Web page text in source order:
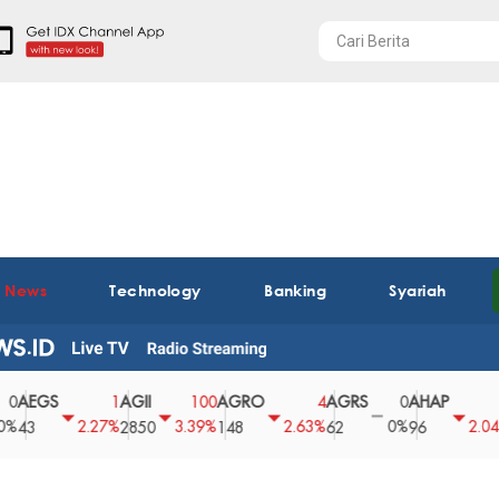
Technology Banking Syariah
2.27%2850
100
3.39%
AGRO
148
2.63%
AGRS
62
0AHAP
2.04%360